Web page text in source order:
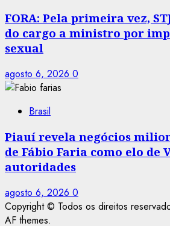
FORA: Pela primeira vez,
do cargo a ministro por
sexual
agosto 6, 2026 0
Brasil
Piauí revela negócios
de Fábio Faria como elo de
autoridades
agosto 6, 2026 0
Copyright © Todos os direitos
AF themes.